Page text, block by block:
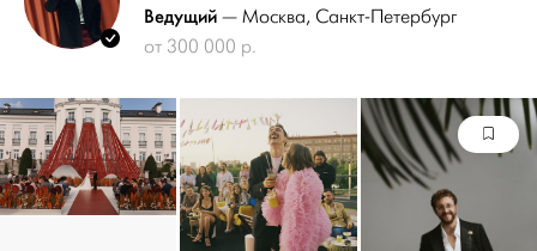
Ведущий — Москва, Санкт-Петербург
от 300 000 р.